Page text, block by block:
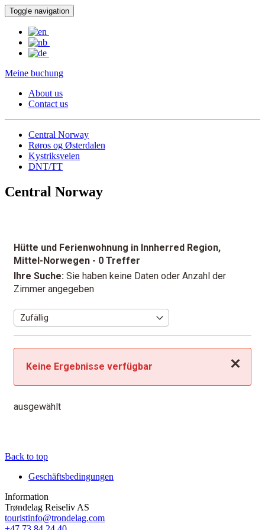
Toggle navigation
Meine buchung
About us
Contact us
Central Norway
Røros og Østerdalen
Kystriksveien
DNT/TT
Central Norway
Hütte und Ferienwohnung in Innherred Region,
Mittel-Norwegen - 0 Treffer
Ihre Suche: Sie haben keine Daten oder Anzahl der
Zimmer angegeben
Schließen
Keine Ergebnisse verfügbar
ausgewählt
Back to top
Geschäftsbedingungen
Information
Trøndelag Reiseliv AS
touristinfo@trondelag.com